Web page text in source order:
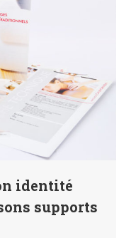
identité
supports